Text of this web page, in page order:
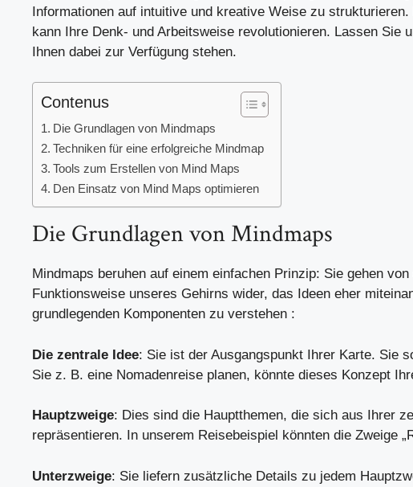
Informationen auf intuitive und kreative Weise zu
kann Ihre Denk- und Arbeitsweise revolutionieren. Lassen Sie
Ihnen dabei zur Verfügung stehen.
Contenus
Die Grundlagen von Mindmaps
Techniken für eine erfolgreiche Mindmap
Tools zum Erstellen von Mind Maps
Den Einsatz von Mind Maps optimieren
Die Grundlagen von Mindmaps
Mindmaps beruhen auf einem einfachen Prinzip: Sie gehen
Funktionsweise unseres Gehirns wider, das Ideen eher
grundlegenden Komponenten zu verstehen :
Die zentrale Idee: Sie ist der Ausgangspunkt Ihrer Karte. Sie
Sie z. B. eine Nomadenreise planen, könnte dieses Konzept
Hauptzweige: Dies sind die Hauptthemen, die sich aus Ihrer
repräsentieren. In unserem Reisebeispiel könnten die Zweige
Unterzweige: Sie liefern zusätzliche Details zu jedem